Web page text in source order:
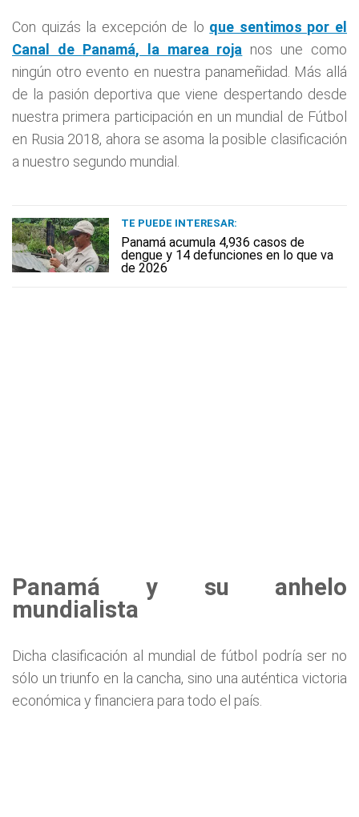
Con quizás la excepción de lo que sentimos por el
Canal de Panamá, la marea roja nos une como
ningún otro evento en nuestra panameñidad. Más allá
de la pasión deportiva que viene despertando desde
nuestra primera participación en un mundial de Fútbol
en Rusia 2018, ahora se asoma la posible clasificación
a nuestro segundo mundial.
TE PUEDE INTERESAR:
Panamá acumula 4,936 casos de
dengue y 14 defunciones en lo que va
de 2026
Panamá y su anhelo
mundialista
Dicha clasificación al mundial de fútbol podría ser no
sólo un triunfo en la cancha, sino una auténtica victoria
económica y financiera para todo el país.